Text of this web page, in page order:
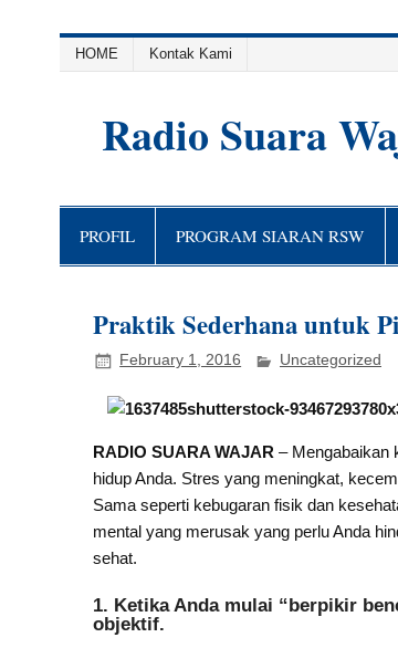
HOME Kontak Kami
Radio Suara
PROFIL PROGRAM SIARAN RSW
Praktik Sederhana untuk
February 1, 2016 Uncategorized
RADIO SUARA WAJAR – Mengabaikan
hidup Anda. Stres yang meningkat,
Sama seperti kebugaran fisik dan
mental yang merusak yang perlu Anda
sehat.
1. Ketika Anda mulai “berpikir
objektif.